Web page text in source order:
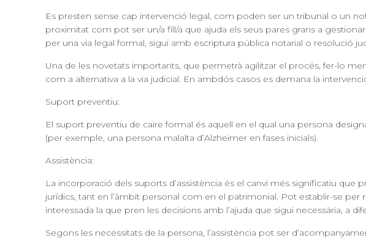
Es presten sense cap intervenció legal, com poden ser un tribunal o un
proximitat com pot ser un/a fill/a que ajuda els seus pares grans a
per una via legal formal, sigui amb escriptura pública notarial o resolució
Una de les novetats importants, que permetrà agilitzar el procés, fer-lo
com a alternativa a la via judicial. En ambdós casos es demana la
Suport preventiu:
El suport preventiu de caire formal és aquell en el qual una persona
(per exemple, una persona malalta d’Alzheimer en fases inicials).
Assistència:
La incorporació dels suports d’assistència és el canvi més significatiu
jurídics, tant en l’àmbit personal com en el patrimonial. Pot establir-se
interessada la que pren les decisions amb l’ajuda que sigui necessària, a
Segons les necessitats de la persona, l’assistència pot ser d’